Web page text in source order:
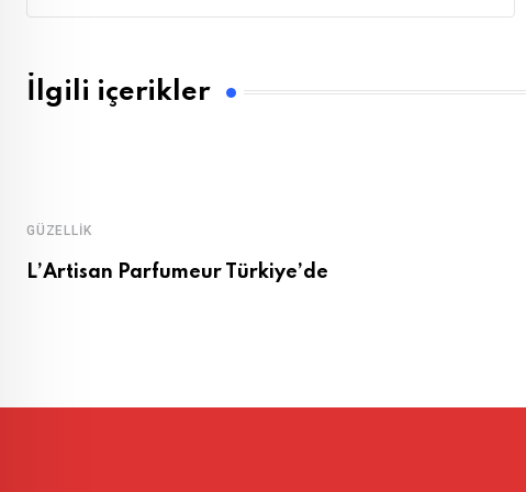
İlgili içerikler
GÜZELLIK
L’Artisan Parfumeur Türkiye’de